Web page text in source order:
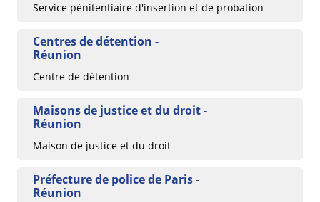
Service pénitentiaire d'insertion et de probation
Centres de détention -
Réunion
Centre de détention
Maisons de justice et du droit -
Réunion
Maison de justice et du droit
Préfecture de police de Paris -
Réunion